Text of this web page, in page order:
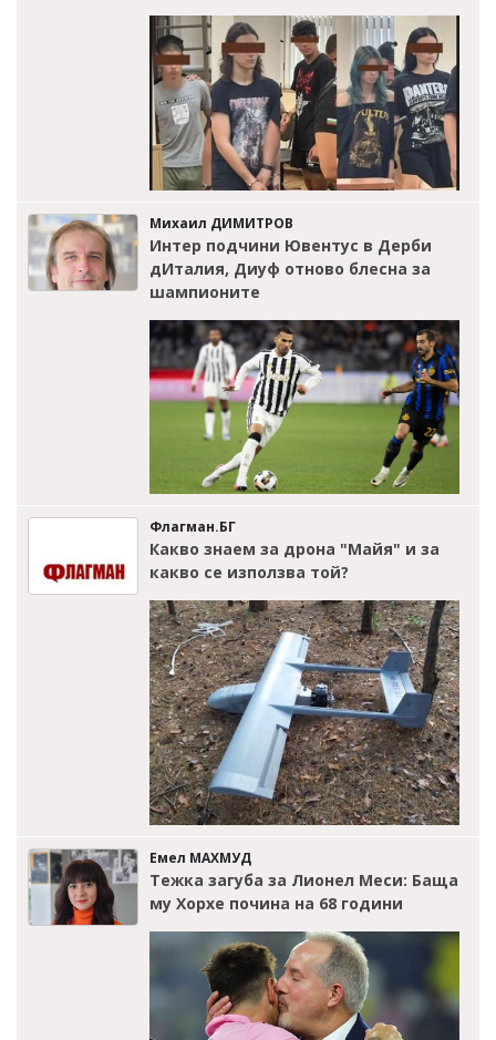
Михаил ДИМИТРОВ
Интер подчини Ювентус в Дерби
дИталия, Диуф отново блесна за
шампионите
Флагман.БГ
Какво знаем за дрона "Майя" и за
какво се използва той?
Емел МАХМУД
Тежка загуба за Лионел Меси: Баща
му Хорхе почина на 68 години